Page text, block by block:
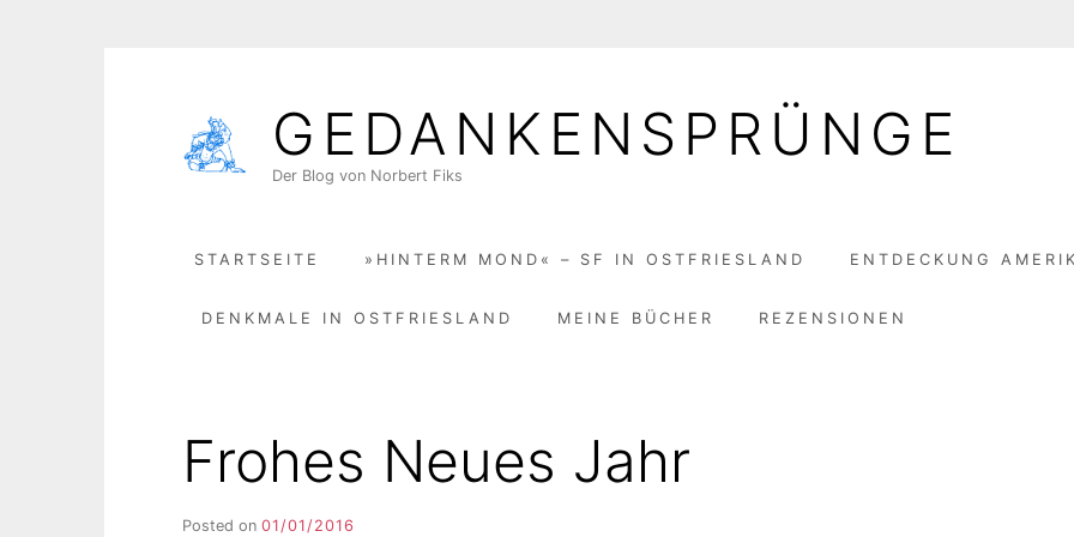
GEDANKENSPRÜNGE
Der Blog von Norbert Fiks
STARTSEITE »HINTERM MOND« – SF IN OSTFRIESLAND ENTDECKUNG
DENKMALE IN OSTFRIESLAND MEINE BÜCHER REZENSIONEN
Frohes Neues Jahr
Posted on 01/01/2016